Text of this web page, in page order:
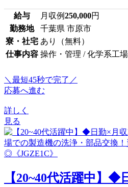
給与 月収例250,000円
勤務地
千葉県 市原市
寮・社宅 あり（無料）
仕事内容 操作・管理 / 化学系工
＼最短45秒で完了／
応募へ進む
詳しく
見る
【20~40代活躍中】◆